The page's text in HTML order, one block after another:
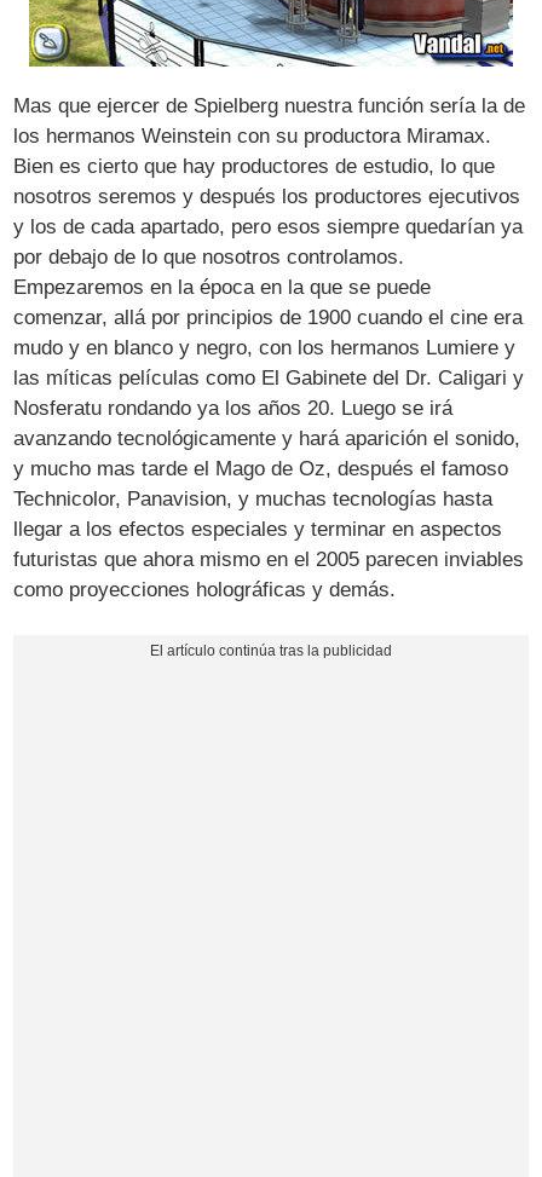
Mas que ejercer de Spielberg nuestra función sería la de
los hermanos Weinstein con su productora Miramax.
Bien es cierto que hay productores de estudio, lo que
nosotros seremos y después los productores ejecutivos
y los de cada apartado, pero esos siempre quedarían ya
por debajo de lo que nosotros controlamos.
Empezaremos en la época en la que se puede
comenzar, allá por principios de 1900 cuando el cine era
mudo y en blanco y negro, con los hermanos Lumiere y
las míticas películas como El Gabinete del Dr. Caligari y
Nosferatu rondando ya los años 20. Luego se irá
avanzando tecnológicamente y hará aparición el sonido,
y mucho mas tarde el Mago de Oz, después el famoso
Technicolor, Panavision, y muchas tecnologías hasta
llegar a los efectos especiales y terminar en aspectos
futuristas que ahora mismo en el 2005 parecen inviables
como proyecciones holográficas y demás.